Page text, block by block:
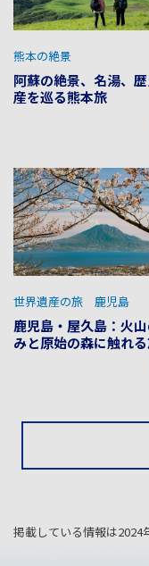
阿蘇の絶景、名湯、
産を巡る熊本旅
熊本の絶景
鹿児島・屋久島：火
みと原始の森に触れ
世界遺産の旅 鹿児島
掲載している情報は2024